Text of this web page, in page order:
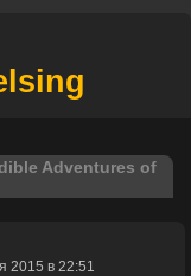
Adventures of
2015 в 22:51